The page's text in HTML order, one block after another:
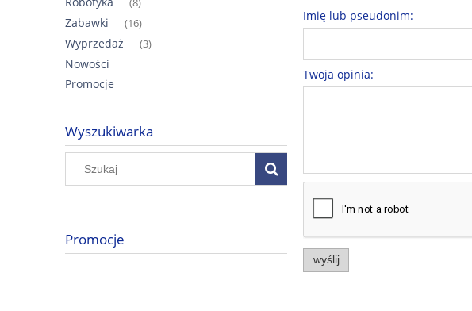
(8)
Zabawki (16)
Wyprzedaż (3)
Nowości
Promocje
Wyszukiwarka
Promocje
Imię lub pseudonim:
Twoja opinia:
wyślij